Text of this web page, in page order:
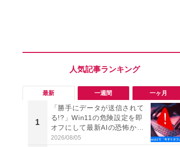
最新 一週間 一ヶ月
1
「勝手にデータが送信されて
る!?」Win11の危険設定を即
オフにして最新AIの恐怖から
身を守る技
2026/08/05